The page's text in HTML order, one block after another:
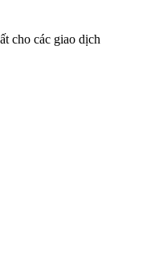
cho các giao dịch